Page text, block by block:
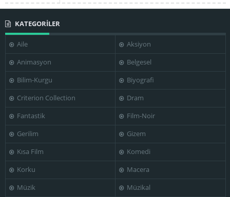
KATEGORİLER
Aile
Aksiyon
Animasyon
Belgesel
Bilim-Kurgu
Biyografi
Criterion Collection
Dram
Fantastik
Film-Noir
Gerilim
Gizem
Kısa Film
Komedi
Korku
Macera
Müzik
Müzikal